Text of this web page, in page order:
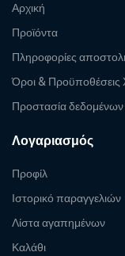
Αρχική
Προϊόντα
Πληροφορίες
Όροι & Προϋποθέσεις
Προστασία δεδομένων
Λογαριασμός
Προφίλ
Ιστορικό παραγγελιών
Λίστα αγαπημένων
Καλάθι